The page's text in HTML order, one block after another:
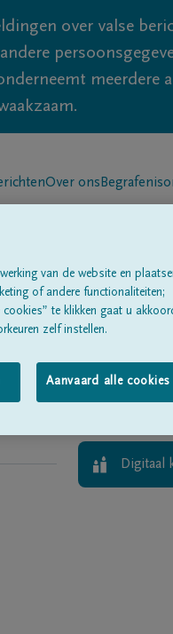
over valse
meerdere
Over ons
Digitaal
van de website en
of andere functionaliteiten;
te klikken gaat u
zelf instellen.
Aanvaard alle cookies